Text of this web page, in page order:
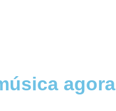
agora